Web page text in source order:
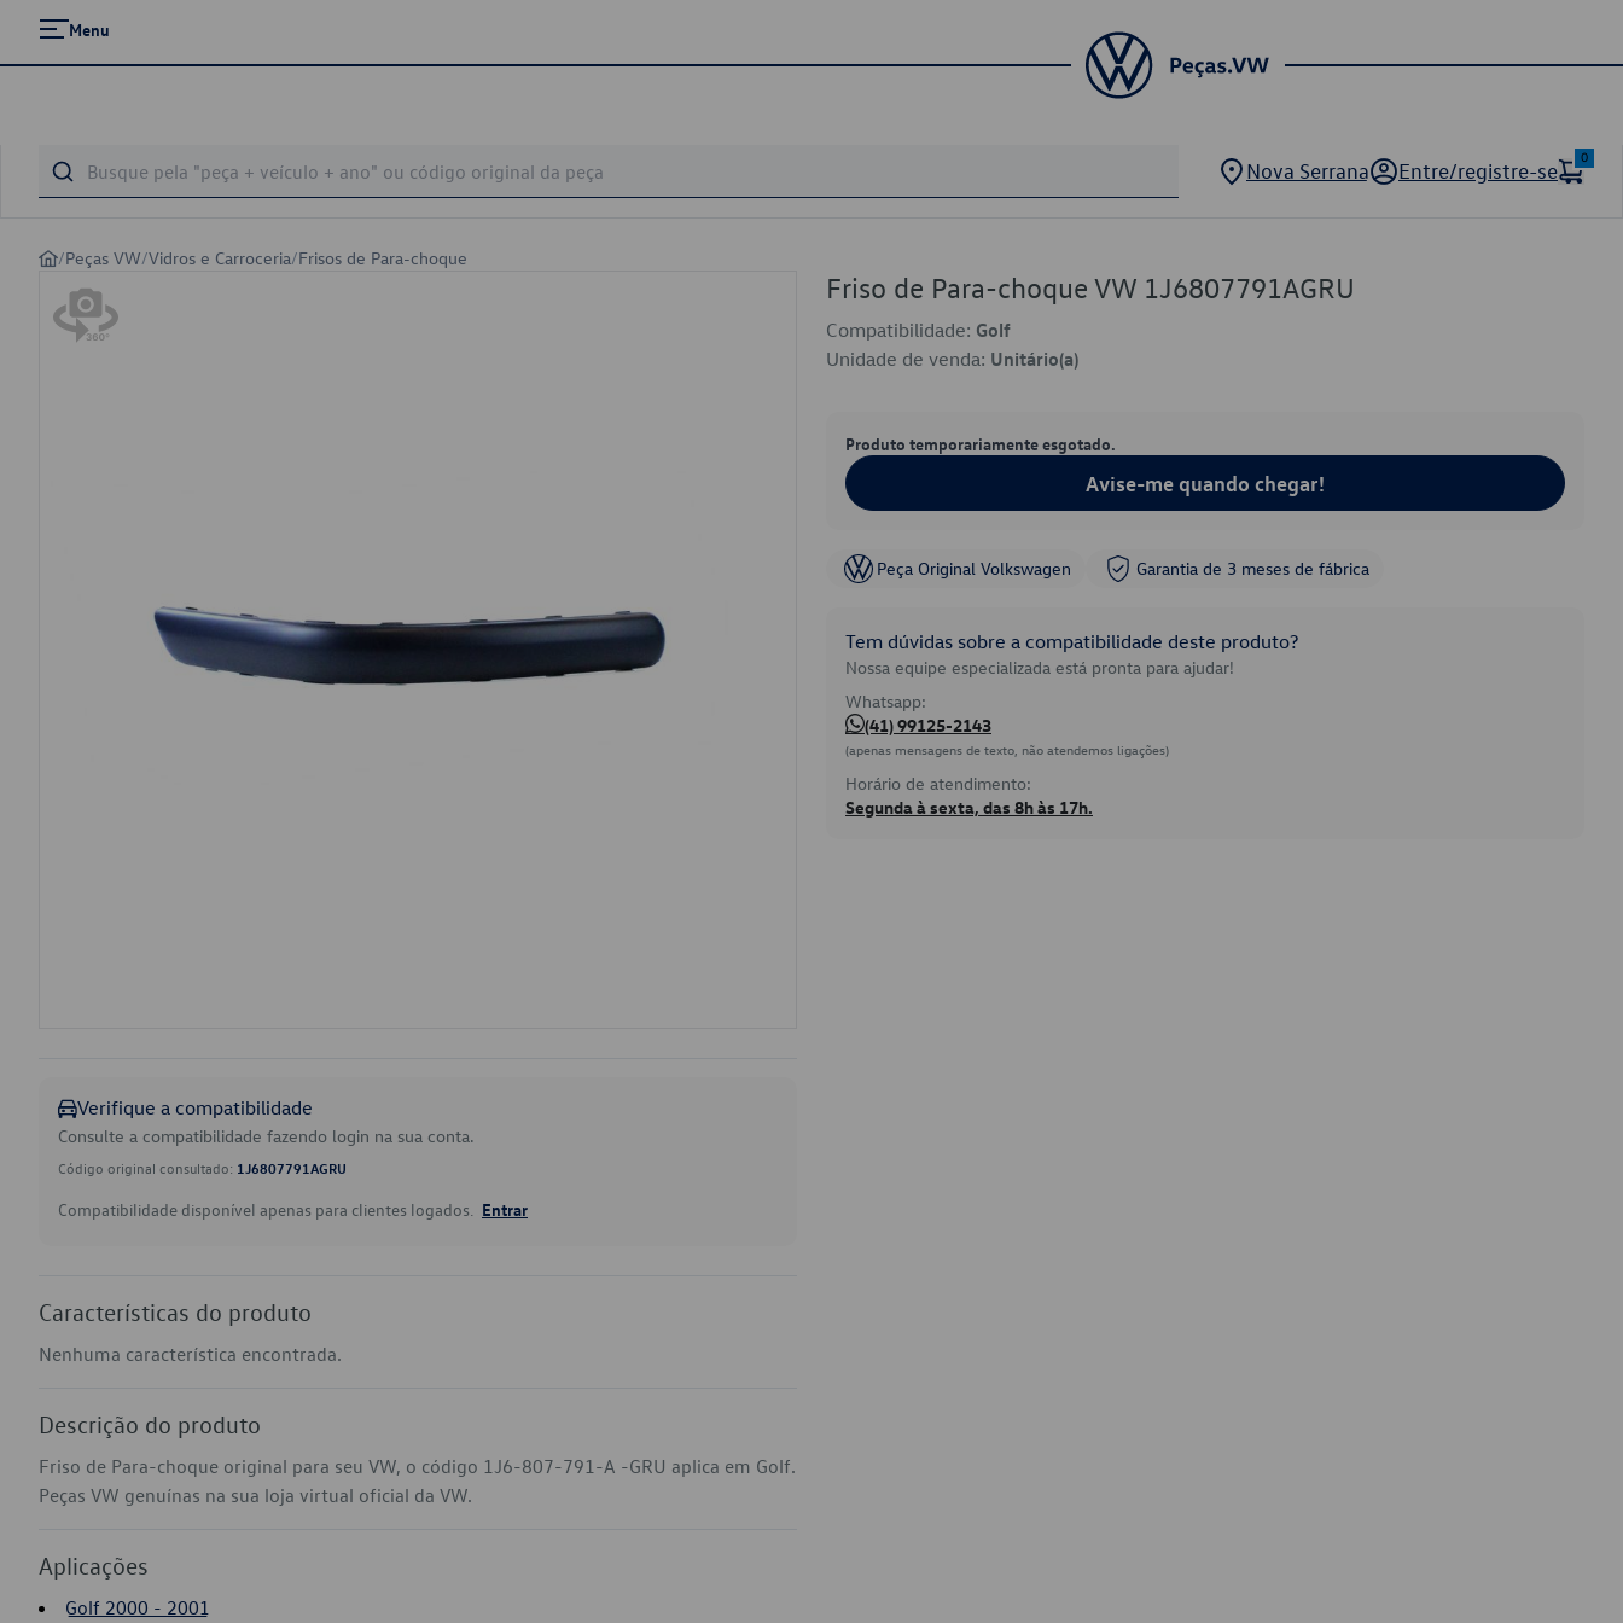
Menu
Nova Serrana Entre/registre-se
0
/Peças VW/Vidros e Carroceria/Frisos de Para-choque
Verifique a compatibilidade
Consulte a compatibilidade fazendo login na sua conta.
Código original consultado: 1J6807791AGRU
Compatibilidade disponível apenas para clientes logados. Entrar
Características do produto
Nenhuma característica encontrada.
Descrição do produto
Friso de Para-choque original para seu VW, o código 1J6-807-791-A -GRU aplica em Golf.
Peças VW genuínas na sua loja virtual oficial da VW.
Aplicações
Golf 2000 - 2001
Friso de Para-choque VW 1J6807791AGRU
Compatibilidade: Golf
Unidade de venda: Unitário(a)
Produto temporariamente esgotado.
Avise-me quando chegar!
Peça Original Volkswagen Garantia de 3 meses de fábrica
Tem dúvidas sobre a compatibilidade deste produto?
Nossa equipe especializada está pronta para ajudar!
Whatsapp:
(41) 99125-2143
(apenas mensagens de texto, não atendemos ligações)
Horário de atendimento:
Segunda à sexta, das 8h às 17h.